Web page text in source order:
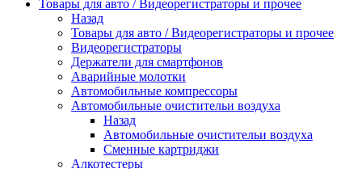
Товары для авто / Видеорегистраторы и прочее
Назад
Товары для авто / Видеорегистраторы и прочее
Видеорегистраторы
Держатели для смартфонов
Аварийные молотки
Автомобильные компрессоры
Автомобильные очистительи воздуха
Назад
Автомобильные очистительи воздуха
Сменные картриджи
Алкотестеры